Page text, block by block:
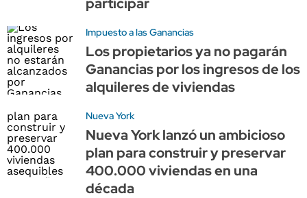
Impuesto a las Ganancias
Los propietarios ya no pagarán
Ganancias por los ingresos de los
alquileres de viviendas
Nueva York
Nueva York lanzó un ambicioso
plan para construir y preservar
400.000 viviendas en una
década